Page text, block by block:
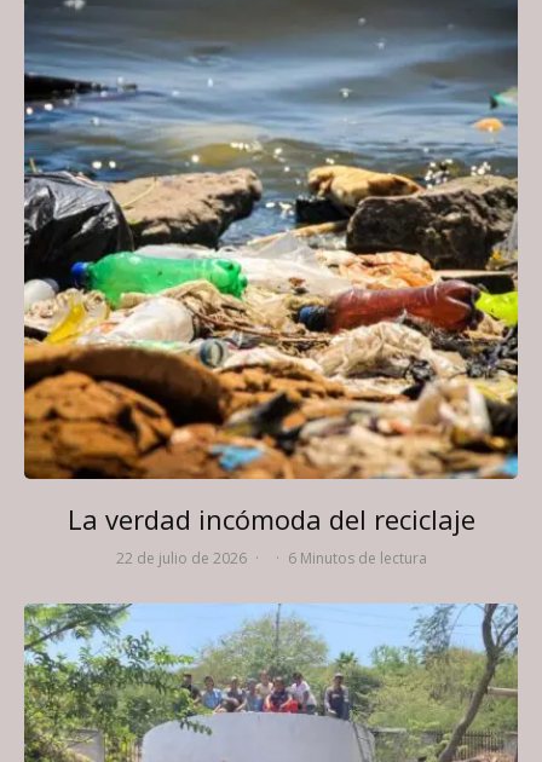
La verdad incómoda del reciclaje
22 de julio de 2026 · · 6 Minutos de lectura